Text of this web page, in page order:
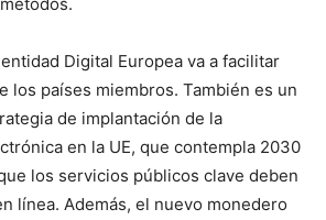
Digital Europea va a facilitar
los países miembros. También es un
de implantación de la
en la UE, que contempla 2030
los servicios públicos clave deben
línea. Además, el nuevo monedero